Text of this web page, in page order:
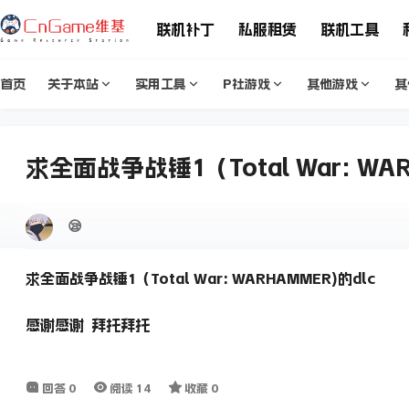
联机补丁 私服租赁 联机工具
首页 关于本站 实用工具 P社游戏 其他游戏
求全面战争战锤1（Total War:
😪
求全面战争战锤1（Total War: WARHAMMER)的dlc
感谢感谢 拜托拜托
回答 0 阅读 14 收藏 0